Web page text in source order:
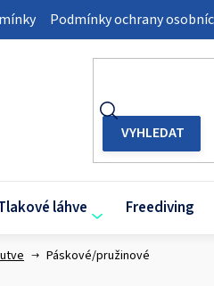
Podmínky ochrany
láhve Freediving
Páskové/pružinové